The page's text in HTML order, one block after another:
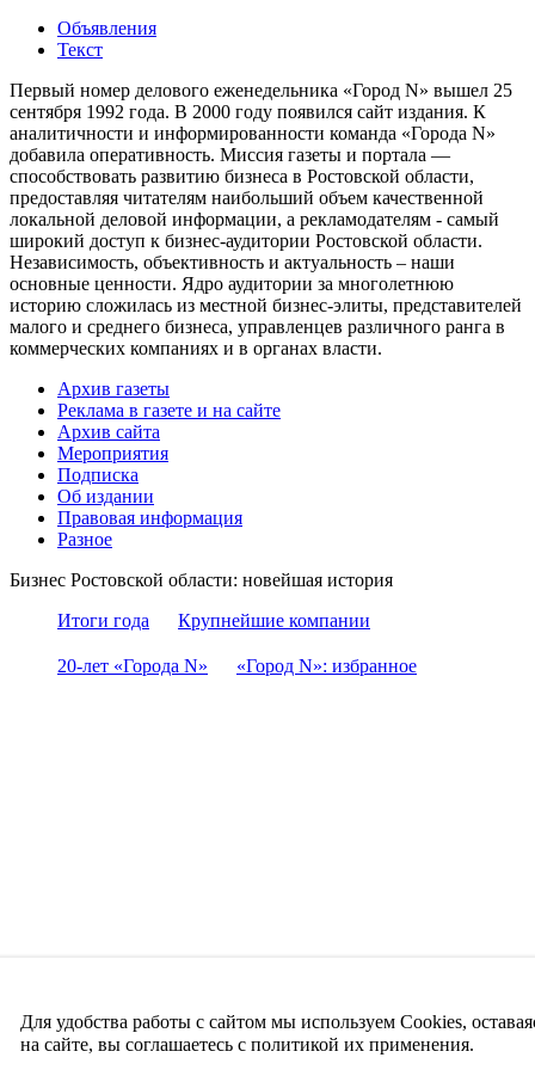
Объявления
Текст
Первый номер делового еженедельника «Город N» вышел 25
сентября 1992 года. В 2000 году появился сайт издания. К
аналитичности и информированности команда «Города N»
добавила оперативность. Миссия газеты и портала —
способствовать развитию бизнеса в Ростовской области,
предоставляя читателям наибольший объем качественной
локальной деловой информации, а рекламодателям - самый
широкий доступ к бизнес-аудитории Ростовской области.
Независимость, объективность и актуальность – наши
основные ценности. Ядро аудитории за многолетнюю
историю сложилась из местной бизнес-элиты, представителей
малого и среднего бизнеса, управленцев различного ранга в
коммерческих компаниях и в органах власти.
Архив газеты
Реклама в газете и на сайте
Архив сайта
Мероприятия
Подписка
Об издании
Правовая информация
Разное
Бизнес Ростовской области: новейшая история
Итоги года
Крупнейшие компании
20-лет «Города N» «Город N»: избранное
Для удобства работы с сайтом мы используем Cookies,
на сайте, вы соглашаетесь с политикой их применения.